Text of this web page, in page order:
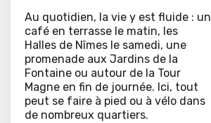
Au quotidien, la vie y est fluide : un
café en terrasse le matin, les
Halles de Nîmes le samedi, une
promenade aux Jardins de la
Fontaine ou autour de la Tour
Magne en fin de journée. Ici, tout
peut se faire à pied ou à vélo dans
de nombreux quartiers.